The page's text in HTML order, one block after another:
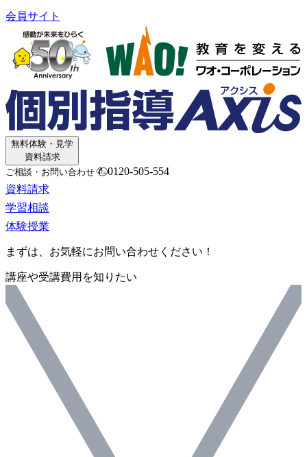
会員サイト
無料体験・見学
資料請求
ご相談・お問い合わせ
0120-505-554
資料請求
学習相談
体験授業
まずは、お気軽にお問い合わせください！
講座や受講費用を知りたい